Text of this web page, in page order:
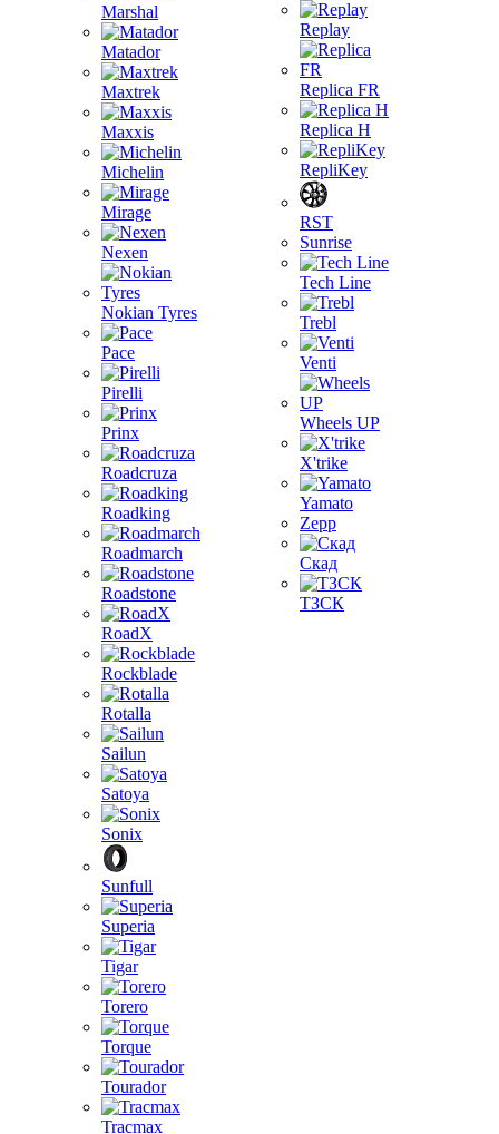
Marshal
Matador
Maxtrek
Maxxis
Michelin
Mirage
Nexen
Nokian Tyres
Pace
Pirelli
Prinx
Roadcruza
Roadking
Roadmarch
Roadstone
RoadX
Rockblade
Rotalla
Sailun
Satoya
Sonix
Sunfull
Superia
Tigar
Torero
Torque
Tourador
Tracmax
Replay
Replica FR
Replica H
RepliKey
RST
Sunrise
Tech Line
Trebl
Venti
Wheels UP
X'trike
Yamato
Zepp
Скад
ТЗСК